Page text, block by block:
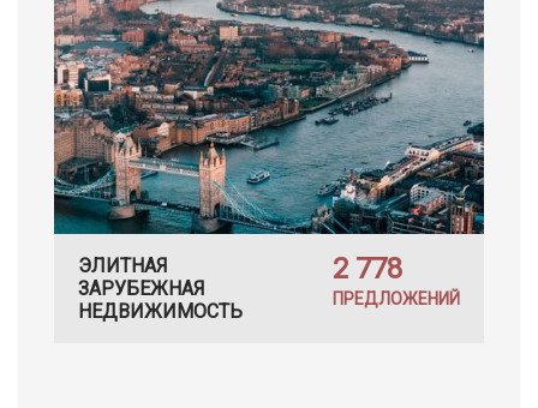
ЭЛИТНАЯ
ЗАРУБЕЖНАЯ
НЕДВИЖИМОСТЬ
2 778
ПРЕДЛОЖЕНИЙ